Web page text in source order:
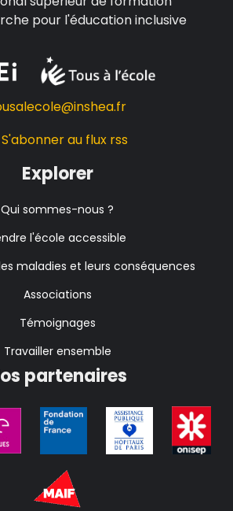
pour l'éducation inclusive
au flux rss
Explorer
Qui sommes-nous ?
l'école accessible
maladies et leurs conséquences
Associations
Témoignages
Travailler ensemble
partenaires